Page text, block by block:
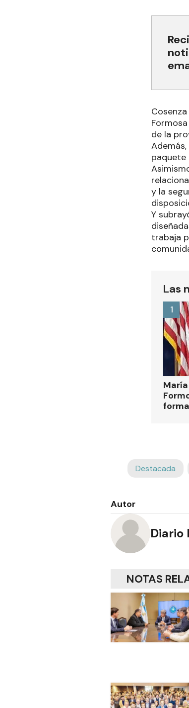
de la
paquete
y la
Y
trabaja
Las
1
Destacada
Autor
Diario
NOTAS